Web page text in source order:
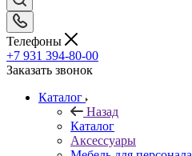
Телефоны
+7 931 394-80-00
Заказать звонок
Каталог
Назад
Каталог
Аксессуары